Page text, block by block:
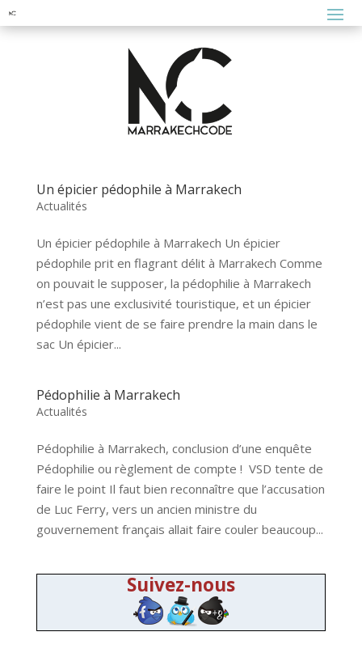
Un épicier pédophile à Marrakech
Actualités
Un épicier pédophile à Marrakech Un épicier
pédophile prit en flagrant délit à Marrakech Comme
on pouvait le supposer, la pédophilie à Marrakech
n’est pas une exclusivité touristique, et un épicier
pédophile vient de se faire prendre la main dans le
sac Un épicier...
Pédophilie à Marrakech
Actualités
Pédophilie à Marrakech, conclusion d’une enquête
Pédophilie ou règlement de compte ! VSD tente de
faire le point Il faut bien reconnaître que l’accusation
de Luc Ferry, vers un ancien ministre du
gouvernement français allait faire couler beaucoup...
Suivez-nous